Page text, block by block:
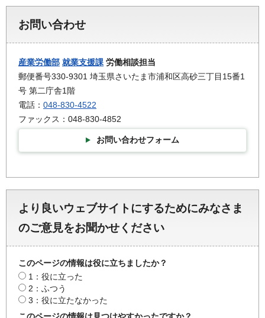
お問い合わせ
産業労働部 就業支援課 労働相談担当
郵便番号330-9301 埼玉県さいたま市浦和区高砂三丁目15番1
号 第二庁舎1階
電話： 048-830-4522
ファックス：048-830-4852
お問い合わせフォーム
より良いウェブサイトにするためにみなさま
のご意見をお聞かせください
このページの情報は役に立ちましたか？
1：役に立った
2：ふつう
3：役に立たなかった